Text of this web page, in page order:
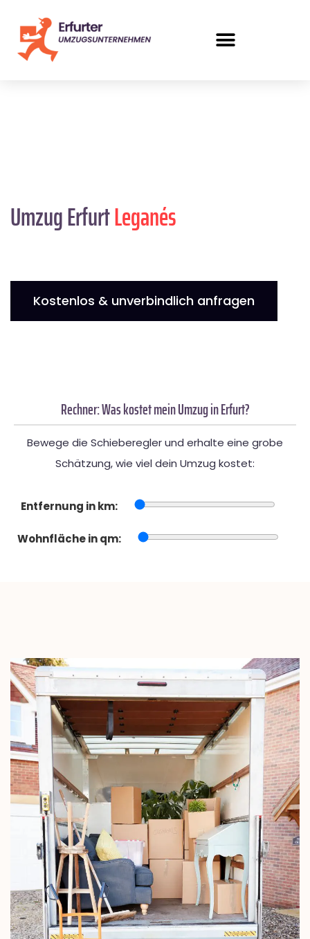
Umzug ErfurtLeganés
Kostenlos & unverbindlich anfragen
Rechner: Was kostet mein Umzug in Erfurt?
Bewege die Schieberegler und erhalte eine grobe
Schätzung, wie viel dein Umzug kostet:
Entfernung in km:
Wohnfläche in qm: